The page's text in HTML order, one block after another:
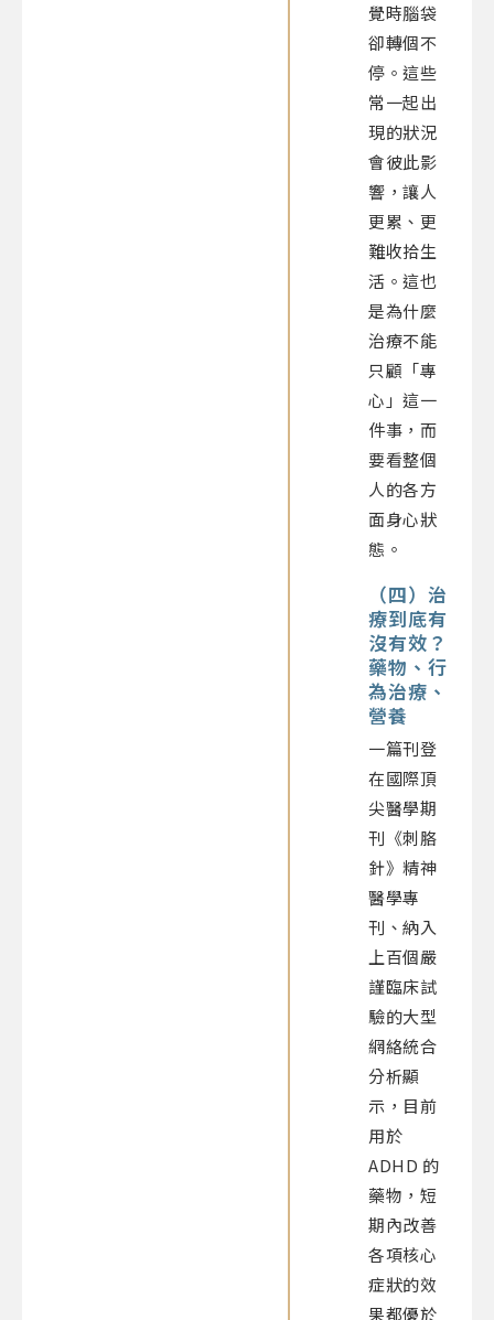
覺時腦袋
卻轉個不
停。這些
常一起出
現的狀況
會彼此影
響，讓人
更累、更
難收拾生
活。這也
是為什麼
治療不能
只顧「專
心」這一
件事，而
要看整個
人的各方
面身心狀
態。
（四）治
療到底有
沒有效？
藥物、行
為治療、
營養
一篇刊登
在國際頂
尖醫學期
刊《刺胳
針》精神
醫學專
刊、納入
上百個嚴
謹臨床試
驗的大型
網絡統合
分析顯
示，目前
用於
ADHD 的
藥物，短
期內改善
各項核心
症狀的效
果都優於